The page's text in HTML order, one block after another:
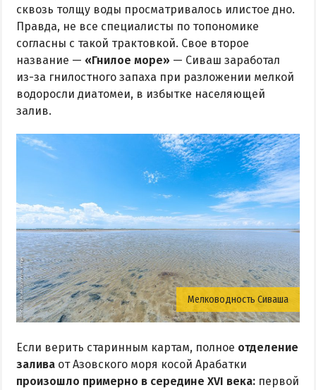
сквозь толщу воды просматривалось илистое дно.
Правда, не все специалисты по топономике
согласны с такой трактовкой. Свое второе
название — «Гнилое море» — Сиваш заработал
из-за гнилостного запаха при разложении мелкой
водоросли диатомеи, в избытке населяющей
залив.
Мелководность Сиваша
Если верить старинным картам, полное отделение
залива от Азовского моря косой Арабатки
произошло примерно в середине XVI века: первой